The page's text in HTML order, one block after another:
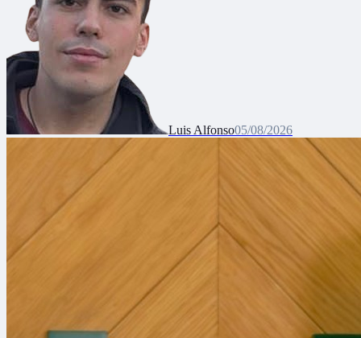
Luis Alfonso05/08/2026